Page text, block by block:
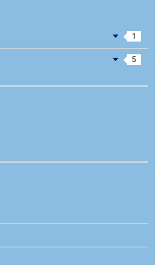
1
5